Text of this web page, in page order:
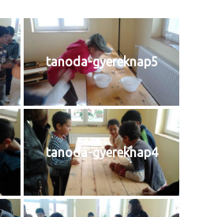
tanoda-gyereknap5
tanoda-gyereknap4